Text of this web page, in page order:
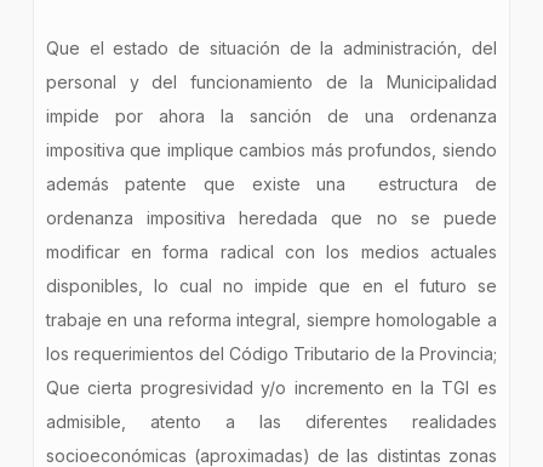
Que el estado de situación de la administración, del
personal y del funcionamiento de la Municipalidad
impide por ahora la sanción de una ordenanza
impositiva que implique cambios más profundos, siendo
además patente que existe una estructura de
ordenanza impositiva heredada que no se puede
modificar en forma radical con los medios actuales
disponibles, lo cual no impide que en el futuro se
trabaje en una reforma integral, siempre homologable a
los requerimientos del Código Tributario de la Provincia;
Que cierta progresividad y/o incremento en la TGI es
admisible, atento a las diferentes realidades
socioeconómicas (aproximadas) de las distintas zonas